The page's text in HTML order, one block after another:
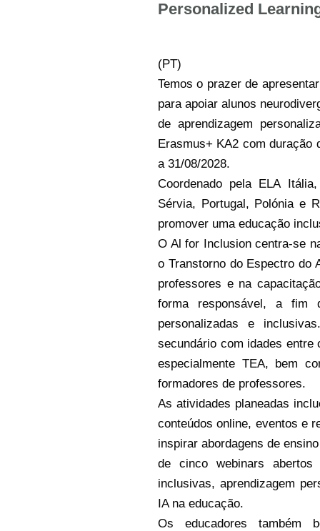
Personalized
(PT)
Temos o prazer de
para apoiar alunos
de aprendizagem
Erasmus+ KA2 com duração
a 31/08/2028.
Coordenado pela ELA
Sérvia, Portugal, Polónia e
promover uma educação
O Al for Inclusion centra-se
o Transtorno do Espectro do
professores e na
forma responsável, a fim
personalizadas e
secundário com idades entre
especialmente TEA, bem
formadores de professores.
As atividades planeadas
conteúdos online, eventos e
inspirar abordagens de
de cinco webinars abertos
inclusivas, aprendizagem
IA na educação.
Os educadores também